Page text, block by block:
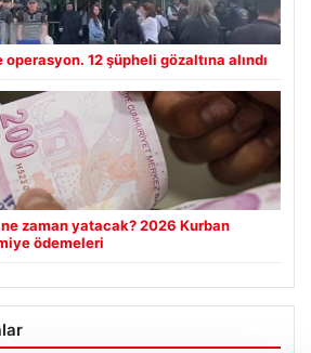
12 şüpheli gözaltına alındı
zaman yatacak? 2026 Kurban
ödemeleri